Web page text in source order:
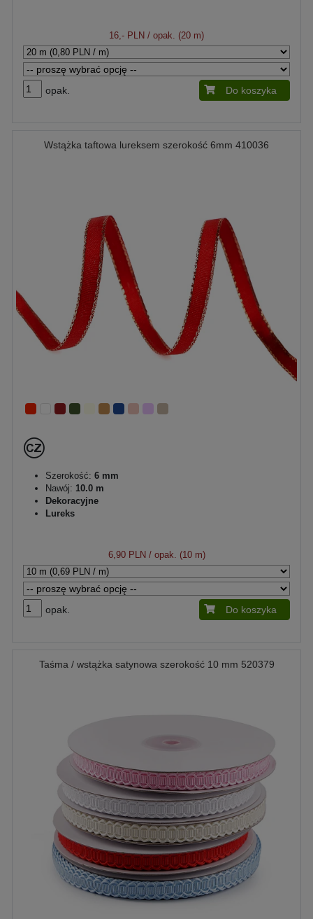
16,- PLN / opak. (20 m)
opak. Do koszyka
Wstążka taftowa lureksem szerokość 6mm 410036
Szerokość: 6 mm
Nawój: 10.0 m
Dekoracyjne
Lureks
6,90 PLN / opak. (10 m)
opak. Do koszyka
Taśma / wstążka satynowa szerokość 10 mm 520379